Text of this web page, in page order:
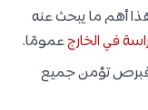
أهم ما يبحث عنه
في الخارجعمومًا.
قبرص تؤمن جميع